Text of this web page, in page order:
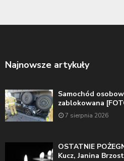
Najnowsze artykuły
Samochód
zablokowana
7 sierpnia 2026
OSTATNIE
Kucz, Janina